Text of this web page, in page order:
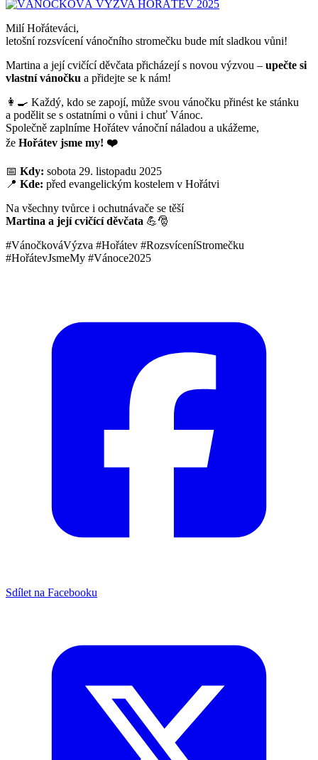
Milí Hořáteváci,
letošní rozsvícení vánočního stromečku bude mít sladkou vůni!
Martina a její cvičící děvčata přicházejí s novou výzvou – upečte si
vlastní vánočku a přidejte se k nám!
👩‍🍳 Každý, kdo se zapojí, může svou vánočku přinést ke stánku
a podělit se s ostatními o vůni i chuť Vánoc.
Společně zaplníme Hořátev vánoční náladou a ukážeme,
že Hořátev jsme my! ❤️
📅 Kdy: sobota 29. listopadu 2025
📍 Kde: před evangelickým kostelem v Hořátvi
Na všechny tvůrce i ochutnávače se těší
Martina a její cvičící děvčata 💪🎅
#VánočkováVýzva #Hořátev #RozsvíceníStromečku
#HořátevJsmeMy #Vánoce2025
Sdílet na Facebooku